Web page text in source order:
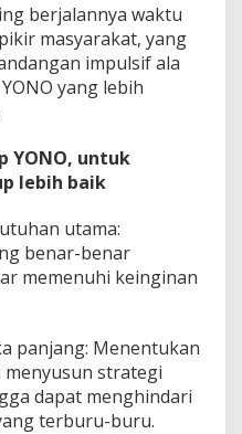
berjalannya waktu
masyarakat, yang
impulsif ala
yang lebih
YONO, untuk
lebih baik
utama:
benar-benar
memenuhi keinginan
panjang: Menentukan
strategi
dapat menghindari
terburu-buru.